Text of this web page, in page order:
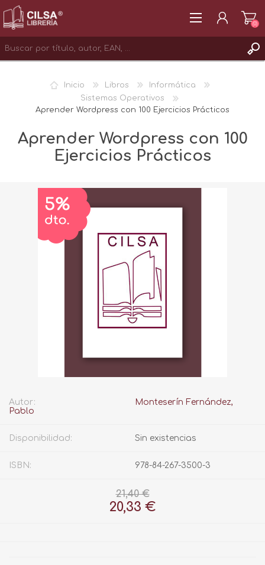
INICIAR SESIÓN
(0)
Inicio Libros
Informática
Sistemas Operativos
Aprender Wordpress con 100 Ejercicios Prácticos
Aprender Wordpress con 100
Ejercicios Prácticos
Autor:
Monteserín Fernández,
Pablo
Disponibilidad: Sin existencias
ISBN: 978-84-267-3500-3
21,40 €
20,33 €